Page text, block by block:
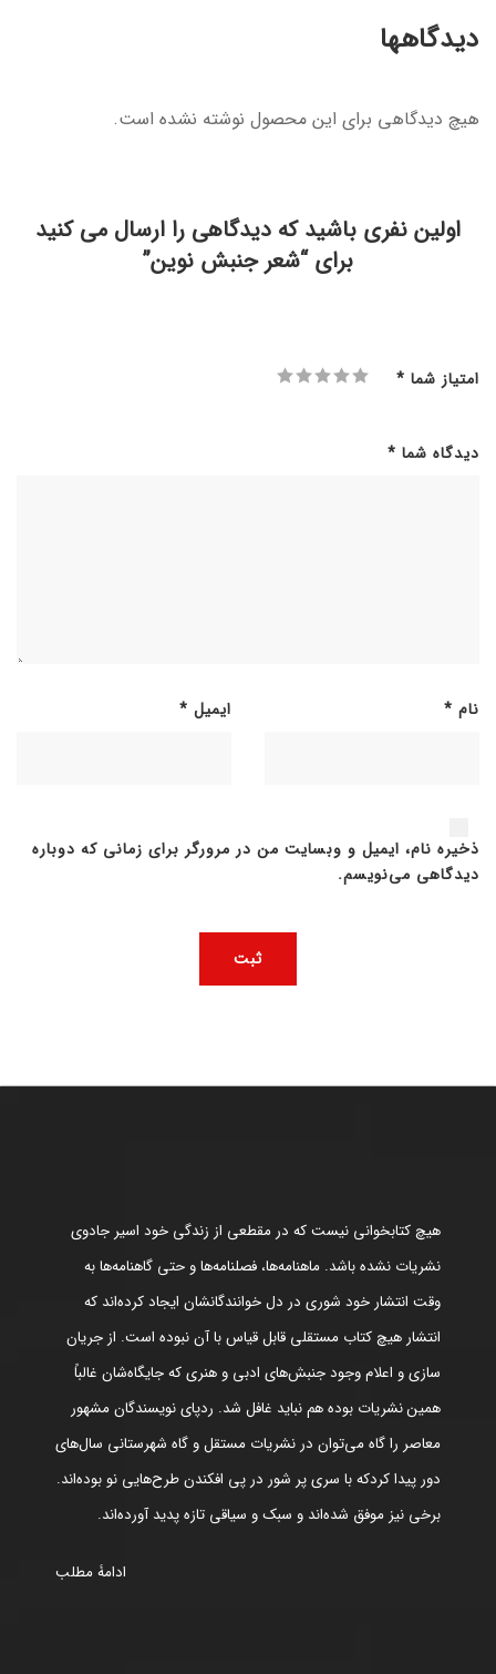
دیدگاهها
هیچ دیدگاهی برای این محصول نوشته نشده است.
اولین نفری باشید که دیدگاهی را ارسال می کنید
برای “شعر جنبش نوین”
امتیاز شما *
دیدگاه شما *
نام * ایمیل *
ذخیره نام، ایمیل و وبسایت من در مرورگر برای زمانی که دوباره
دیدگاهی می‌نویسم.
هیچ کتابخوانی نیست که در مقطعی از زندگی خود اسیر جادوی
نشریات نشده باشد. ماهنامه‌ها، فصلنامه‌ها و حتی گاهنامه‌ها به
وقت انتشار خود شوری در دل خوانندگانشان ایجاد کرده‌اند که
انتشار هیچ کتاب مستقلی قابل قیاس با آن نبوده است. از جریان
سازی و اعلام وجود جنبش‌های ادبی و هنری که جایگاه‌شان غالباً
همین نشریات بوده هم نباید غافل شد. ردپای نویسندگان مشهور
معاصر را گاه می‌توان در نشریات مستقل و گاه شهرستانی سال‌های
دور پیدا کردکه با سری پر شور در پی افکندن طرح‌هایی نو بوده‌اند.
برخی نیز موفق شده‌اند و سبک و سیاقی تازه پدید آورده‌اند.
ادامۀ مطلب